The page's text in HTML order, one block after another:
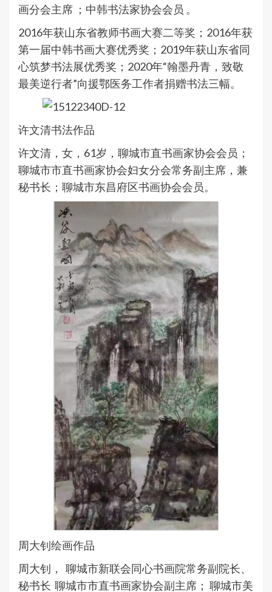
画分会主席 ；中韩书法家协会会员 。
2016年获山东省教师书画大赛二等奖；2016年获
第一届中韩书画大赛优秀奖；2019年获山东省同
心筑梦书法展优秀奖；2020年“翰墨丹青，致敬
最美逆行者”向援鄂医务工作者捐赠书法三幅。
许文清书法作品
许文清，女，61岁，聊城市直书画家协会会员；
聊城市市直书画家协会妇女分会常务副主席，兼
秘书长；聊城市东昌府区书画协会会员。
周大钊绘画作品
周大钊， 聊城市新联会同心书画院常务副院长、
秘书长 聊城市市直书画家协会副主席； 聊城市美